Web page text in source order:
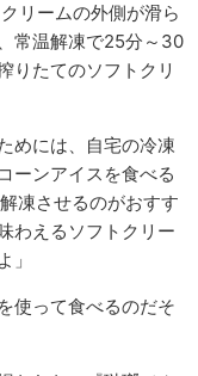
リームの外側が滑ら
常温解凍で25分～30
りたてのソフトクリ
めには、自宅の冷凍
ーンアイスを食べる
凍させるのがおすす
わえるソフトクリー
」
使って食べるのだそ